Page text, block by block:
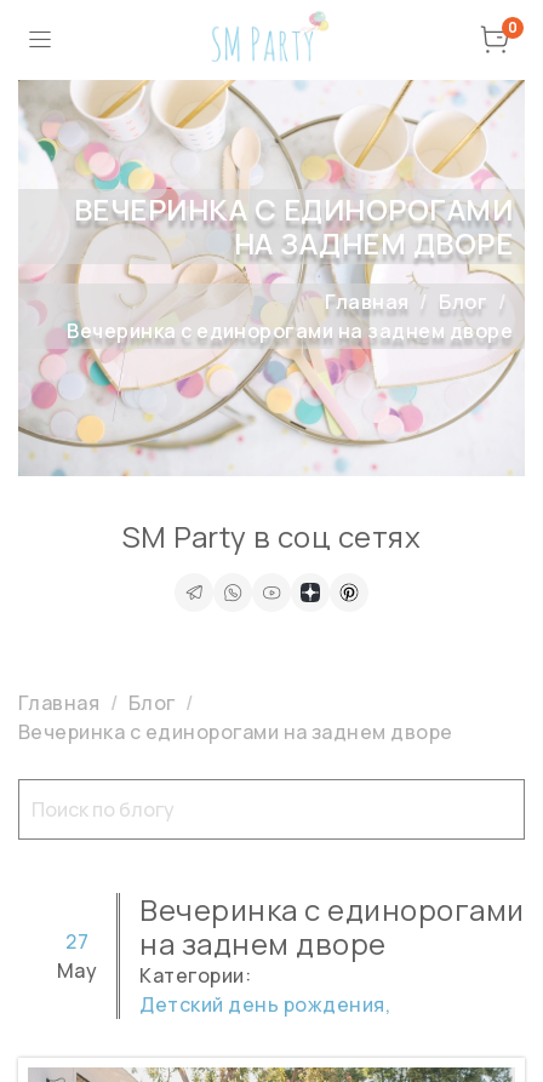
0
ВЕЧЕРИНКА С ЕДИНОРОГАМИ
НА ЗАДНЕМ ДВОРЕ
Главная
Блог
Вечеринка с единорогами на заднем дворе
Главная
Блог
Вечеринка с единорогами на заднем дворе
Вечеринка с единорогами
на заднем дворе
27
May
Категории:
Детский день рождения,
SM Party в соц сетях